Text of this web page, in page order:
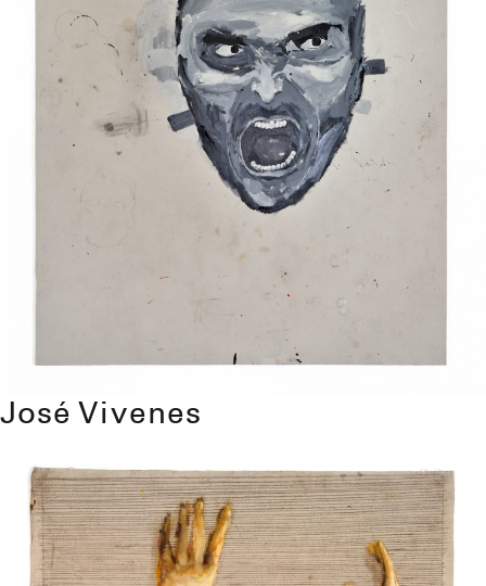
José Vivenes